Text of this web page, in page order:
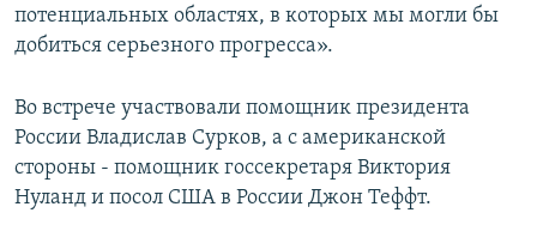
потенциальных областях, в которых мы могли бы
добиться серьезного прогресса».
Во встрече участвовали помощник президента
России Владислав Сурков, а с американской
стороны - помощник госсекретаря Виктория
Нуланд и посол США в России Джон Теффт.